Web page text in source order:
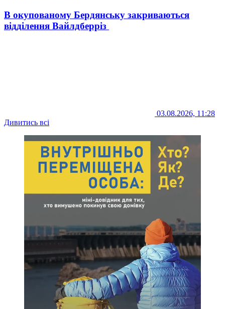
В окупованому Бердянську закриваються
відділення Вайлдберріз
03.08.2026, 11:28
Дивитись всі